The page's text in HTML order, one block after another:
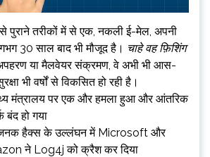
पुराने तरीकों में से एक, नकली ई-मेल, अपनी
30 साल बाद भी मौजूद है। चाहे वह फ़िशिंग
अपहरण या मैलवेयर संक्रमण, वे अभी भी आस-
भी वर्षों से विकसित हो रही है।
मंत्रालय पर एक और हमला हुआ और आंतरिक
बंद हो गया
हैक्स के उल्लंघन में Microsoft और
ने Log4j को क्रैश कर दिया